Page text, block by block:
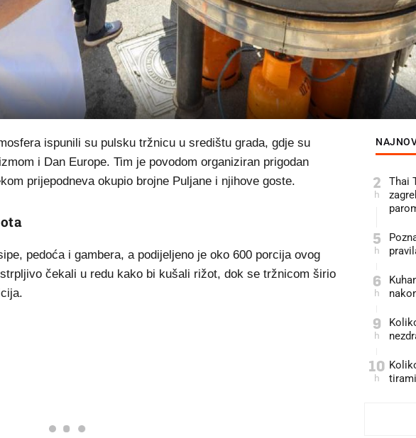
ispunili su pulsku tržnicu u središtu grada, gdje su
i Dan Europe. Tim je povodom organiziran prigodan
prijepodneva okupio brojne Puljane i njihove goste.
pedoća i gambera, a podijeljeno je oko 600 porcija ovog
čekali u redu kako bi kušali rižot, dok se tržnicom širio
2
h
Thai
5
h
6
h
9
h
10
h